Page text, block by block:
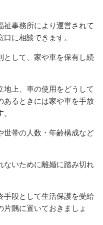
事務所により運営されて
に相談できます。
として、家や車を保有し続
地上、車の使用をどうして
あるときには家や車を手放
世帯の人数・年齢構成など
ないために離婚に踏み切れ
手段として生活保護を受給
隅に置いておきましょ